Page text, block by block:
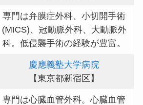
専門は弁膜症外科、小切開手術
(MICS)、冠動脈外科、大動脈外
科。低侵襲手術の経験が豊富。
慶應義塾大学病院
【東京都新宿区】
専門は心臓血管外科。心臓血管